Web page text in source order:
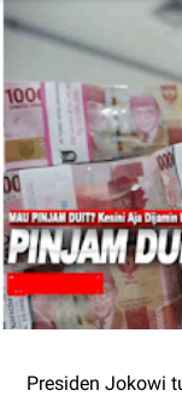
Presiden Jokowi